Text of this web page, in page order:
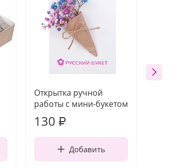
Открытка ручной
работы с мини-букетом
130 ₽
Добавить